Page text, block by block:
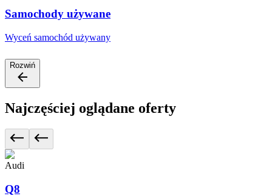
Samochody używane
Wyceń samochód używany
Rozwiń
Najczęściej oglądane oferty
Audi
Q8